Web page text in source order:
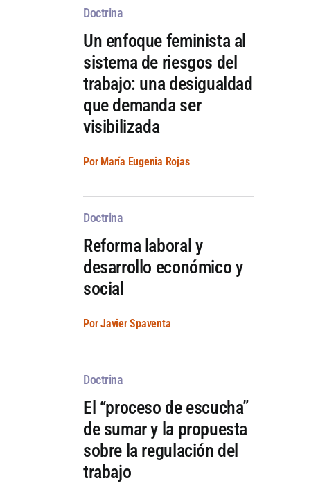
Doctrina
Un enfoque feminista al
sistema de riesgos del
trabajo: una desigualdad
que demanda ser
visibilizada
Por María Eugenia Rojas
Doctrina
Reforma laboral y
desarrollo económico y
social
Por Javier Spaventa
Doctrina
El “proceso de escucha”
de sumar y la propuesta
sobre la regulación del
trabajo